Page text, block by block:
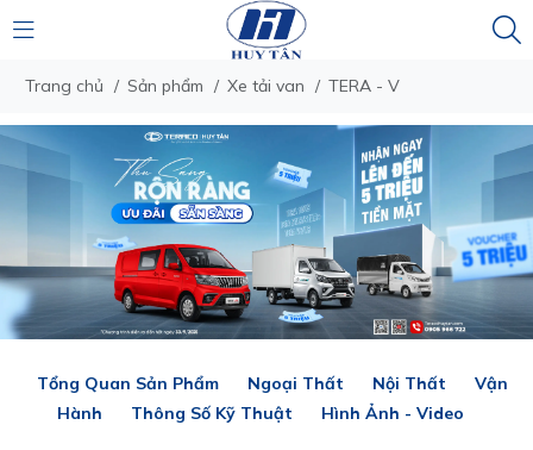
Trang chủ / Sản phẩm / Xe tải van / TERA - V
Tổng Quan Sản Phẩm Ngoại Thất Nội Thất
Vận
Hành
Thông Số Kỹ Thuật Hình Ảnh - Video